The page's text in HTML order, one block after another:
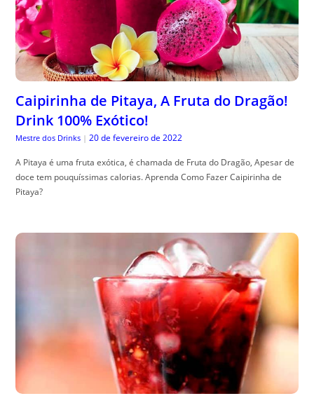
Caipirinha de Pitaya, A Fruta do Dragão!
Drink 100% Exótico!
Mestre dos Drinks | 20 de fevereiro de 2022
A Pitaya é uma fruta exótica, é chamada de Fruta do Dragão, Apesar de
doce tem pouquíssimas calorias. Aprenda Como Fazer Caipirinha de
Pitaya?